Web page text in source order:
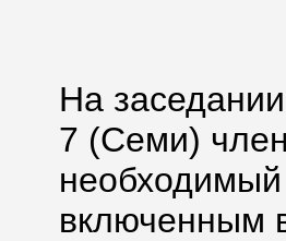
На
7 (Семи)
включенным